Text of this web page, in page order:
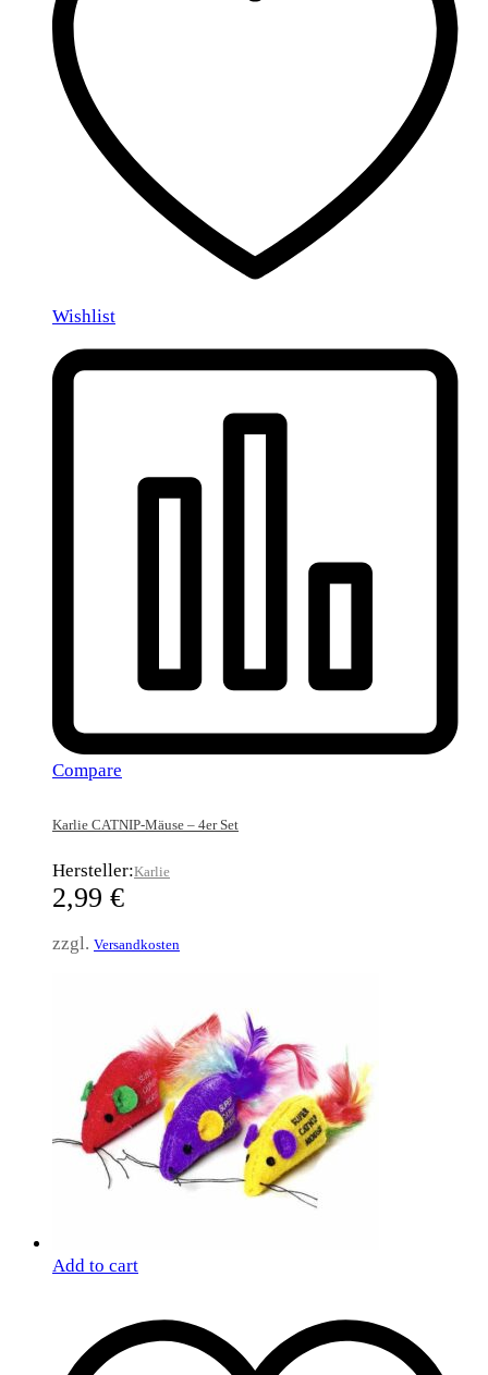
Wishlist
Compare
Karlie CATNIP-Mäuse – 4er Set
Hersteller:Karlie
2,99 €
zzgl. Versandkosten
Add to cart